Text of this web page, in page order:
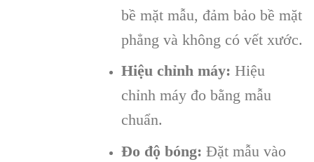
bề mặt mẫu, đảm bảo bề mặt
phẳng và không có vết xước.
Hiệu chỉnh máy: Hiệu
chỉnh máy đo bằng mẫu
chuẩn.
Đo độ bóng: Đặt mẫu vào